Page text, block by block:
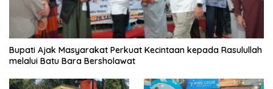
Bupati Ajak Masyarakat Perkuat Kecintaan kepada Rasulullah
melalui Batu Bara Bersholawat